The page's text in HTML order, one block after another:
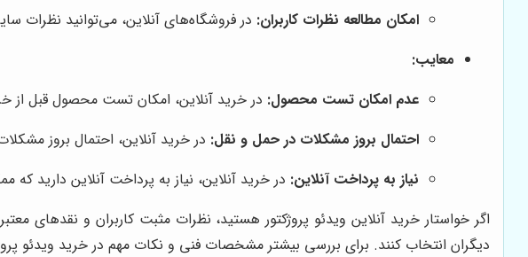
امکان مطالعه نظرات کاربران: در فروشگاه‌های آنلاین، می‌توانید نظرات
معایب:
عدم امکان تست محصول: در خرید آنلاین، امکان تست محصول قبل از
احتمال بروز مشکلات در حمل و نقل: در خرید آنلاین، احتمال بروز
نیاز به پرداخت آنلاین: در خرید آنلاین، نیاز به پرداخت آنلاین دارید
اگر خواستار خرید آنلاین ویدئو پروژکتور هستید، نظرات مثبت کاربران و نقدهای
دیگران انتخاب کنند. برای بررسی بیشتر مشخصات فنی و نکات مهم در خرید ویدئو